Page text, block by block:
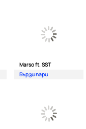
Marso ft. SST
Бързи пари